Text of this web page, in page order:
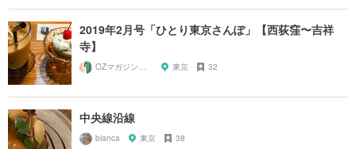
2019年2月号「ひとり東京さんぽ」【西荻窪〜吉祥
寺】
東京 32
中央線沿線
bianca 東京 38